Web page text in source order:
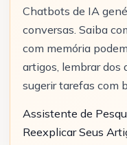
Chatbots de IA
conversas. Saiba
com memória
artigos, lembrar dos
sugerir tarefas com
Assistente de
Reexplicar Seus